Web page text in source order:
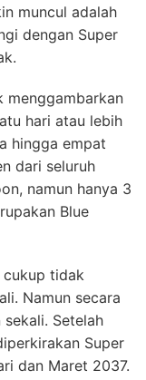
muncul adalah
dengan Super
menggambarkan
hari atau lebih
hingga empat
dari seluruh
namun hanya 3
Blue
cukup tidak
Namun secara
Setelah
Super
dan Maret 2037.